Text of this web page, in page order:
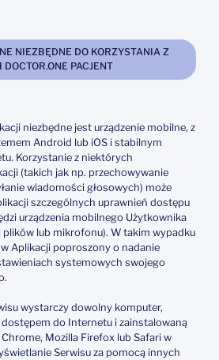
NIEZBĘDNE DO KORZYSTANIA Z
PACJENT
niezbędne jest urządzenie mobilne, z
Android lub iOS i stabilnym
Korzystanie z niektórych
(takich jak np. przechowywanie
wiadomości głosowych) może
szczególnych uprawnień dostępu
urządzenia mobilnego Użytkownika
plików lub mikrofonu). W takim wypadku
Aplikacji poproszony o nadanie
systemowych swojego
wystarczy dowolny komputer,
do Internetu i zainstalowaną
Mozilla Firefox lub Safari w
Serwisu za pomocą innych